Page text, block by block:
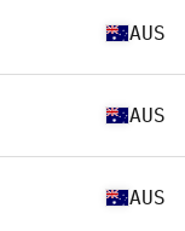
AUS
AUS
AUS